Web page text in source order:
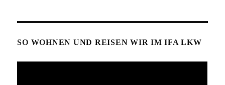
SO WOHNEN UND REISEN WIR IM IFA LKW